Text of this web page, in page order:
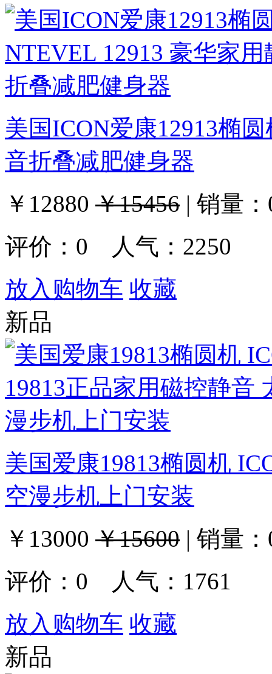
美国ICON爱康12913椭
音折叠减肥健身器
￥12880 ￥15456 | 销量：
评价： 0 人气：2250
放入购物车 收藏
新品
美国爱康19813椭圆机
空漫步机上门安装
￥13000 ￥15600 | 销量：
评价： 0 人气：1761
放入购物车 收藏
新品